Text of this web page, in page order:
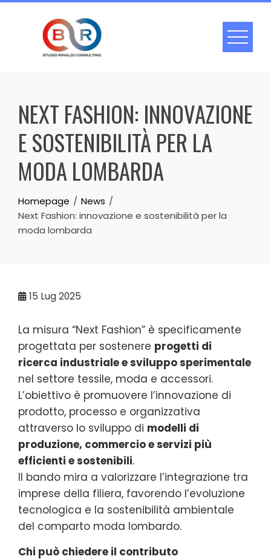
Skip
NEXT FASHION: INNOVAZIONE
E SOSTENIBILITÀ PER LA
MODA LOMBARDA
Homepage
News
Next Fashion: innovazione e sostenibilità per la
moda lombarda
15 Lug 2025
La misura “Next Fashion” è specificamente
progettata per sostenere progetti di
ricerca industriale e sviluppo sperimentale
nel settore tessile, moda e accessori.
L’obiettivo è promuovere l’innovazione di
prodotto, processo e organizzativa
attraverso lo sviluppo di modelli di
produzione, commercio e servizi più
efficienti e sostenibili.
Il bando mira a valorizzare l’integrazione tra
imprese della filiera, favorendo l’evoluzione
tecnologica e la sostenibilità ambientale
del comparto moda lombardo.
Chi può chiedere il contributo